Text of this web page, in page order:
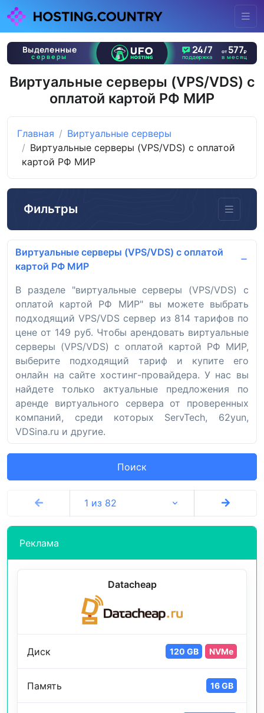
Виртуальные серверы (VPS/VDS) с
оплатой картой РФ МИР
Главная
Виртуальные серверы
Виртуальные серверы (VPS/VDS) с оплатой
картой РФ МИР
Фильтры
Виртуальные серверы (VPS/VDS) с оплатой
картой РФ МИР
В разделе "виртуальные серверы (VPS/VDS) с
оплатой картой РФ МИР" вы можете выбрать
подходящий VPS/VDS сервер из 814 тарифов по
цене от 149 руб. Чтобы арендовать виртуальные
серверы (VPS/VDS) с оплатой картой РФ МИР,
выберите подходящий тариф и купите его
онлайн на сайте хостинг-провайдера. У нас вы
найдете только актуальные предложения по
аренде виртуального сервера от проверенных
компаний, среди которых ServTech, 62yun,
VDSina.ru и другие.
Поиск
1 из 82
Реклама
Datacheap
Диск 120 GB NVMe
Память 16 GB